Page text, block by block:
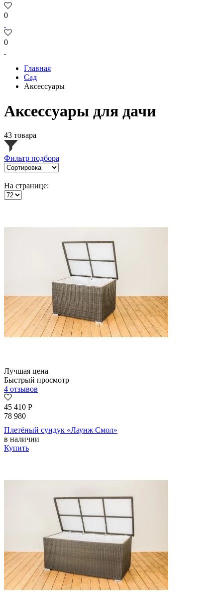
0
0
Главная
Сад
Аксессуары
Аксессуары для дачи
43 товара
Фильтр подбора
На странице:
Лучшая цена
Быстрый просмотр
4 отзывов
45 410 Р
78 980
Плетёный сундук «Лаунж Смол»
в наличии
Купить